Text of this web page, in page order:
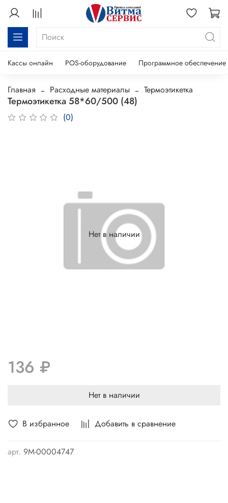
Кассы онлайн POS-оборудование Программное обеспечение
Главная Расходные материалы Термоэтикетка
Термоэтикетка 58*60/500 (48)
(0)
В избранное Добавить в сравнение
арт. 9М-00004747
Нет в наличии
136 ₽
Нет в наличии